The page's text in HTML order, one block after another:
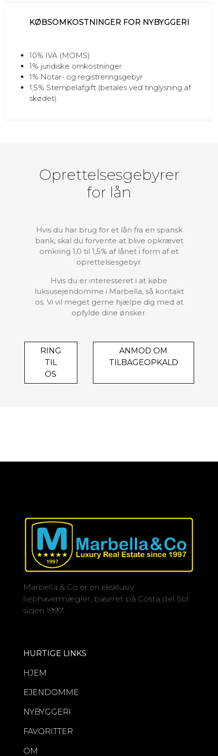
KØBSOMKOSTNINGER FOR NYBYGGERI
10% IVA (MOMS)
1% juridiske omkostninger
1% Notar- og registreringsgebyr
1,5% Stempelafgift (betales ved tinglysning af
skødet)
Oprettelsesgebyrer
for lån
Hvis du har brug for et lån fra en spansk
bank, skal du forvente at blive opkrævet
omkring 1,0 til 1,5% af lånet i form af et
oprettelsesgebyr.
Hvis du er interesseret i at købe
luksusejendomme i Marbella, så kontakt
os. Vi vil meget gerne hjælpe dig med at
opfylde dine ønsker.
RING
TIL
OS
ANMOD OM
TILBAGEOPKALD
Marbella & Co er en eksklusiv
liebhavermægler, baseret på Costa del Sol
siden 1997.
HURTIGE LINKS
HJEM
EJENDOMME
NYBYGGERI
FAVORITTER
OM